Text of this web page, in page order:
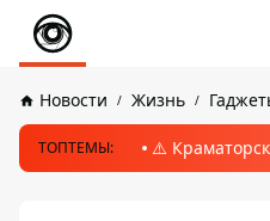
Новости Жизнь
ТОПТЕМЫ: ⚠️